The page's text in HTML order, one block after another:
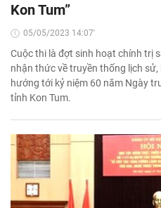
Kon Tum”
05/05/2023 14:07'
Cuộc thi là đợt sinh hoạt chính trị
nhận thức về truyền thống lịch
hướng tới kỷ niệm 60 năm Ngày
tỉnh Kon Tum.